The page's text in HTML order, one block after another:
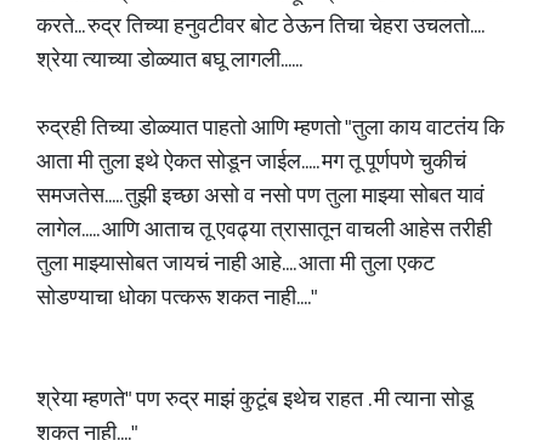
करते... रुद्र तिच्या हनुवटीवर बोट ठेऊन तिचा चेहरा उचलतो....
श्रेया त्याच्या डोळ्यात बघू लागली......
रुद्रही तिच्या डोळ्यात पाहतो आणि म्हणतो "तुला काय वाटतंय कि
आता मी तुला इथे ऐकत सोडून जाईल..... मग तू पूर्णपणे चुकीचं
समजतेस..... तुझी इच्छा असो व नसो पण तुला माझ्या सोबत यावं
लागेल..... आणि आताच तू एवढ्या त्रासातून वाचली आहेस तरीही
तुला माझ्यासोबत जायचं नाही आहे.... आता मी तुला एकट
सोडण्याचा धोका पत्करू शकत नाही...."
श्रेया म्हणते" पण रुद्र माझं कुटूंब इथेच राहत . मी त्याना सोडू